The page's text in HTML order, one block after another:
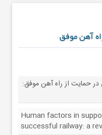
آهن موفق
در حمایت از راه آهن موفق:
Human factors in
successful railway: a